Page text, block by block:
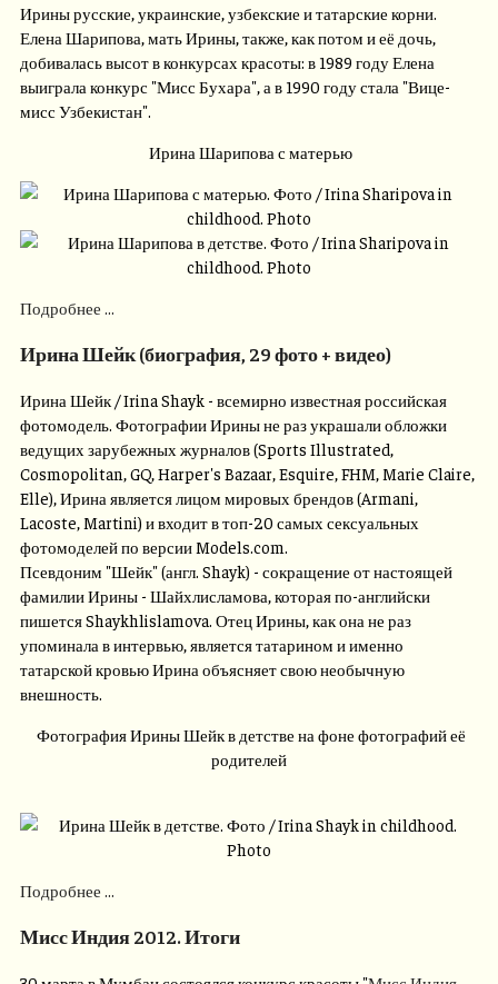
Ирины русские, украинские, узбекские и татарские корни.
Елена Шарипова, мать Ирины, также, как потом и её дочь,
добивалась высот в конкурсах красоты: в 1989 году Елена
выиграла конкурс "Мисс Бухара", а в 1990 году стала "Вице-
мисс Узбекистан".
Ирина Шарипова с матерью
Подробнее ...
Ирина Шейк (биография, 29 фото + видео)
Ирина Шейк / Irina Shayk - всемирно известная российская
фотомодель. Фотографии Ирины не раз украшали обложки
ведущих зарубежных журналов (Sports Illustrated,
Cosmopolitan, GQ, Harper's Bazaar, Esquire, FHM, Marie Claire,
Elle), Ирина является лицом мировых брендов (Armani,
Lacoste, Martini) и входит в топ-20 самых сексуальных
фотомоделей по версии Models.com.
Псевдоним "Шейк" (англ. Shayk) - сокращение от настоящей
фамилии Ирины - Шайхлисламова, которая по-английски
пишется Shaykhlislamova. Отец Ирины, как она не раз
упоминала в интервью, является татарином и именно
татарской кровью Ирина объясняет свою необычную
внешность.
Фотография Ирины Шейк в детстве на фоне фотографий её
родителей
Подробнее ...
Мисс Индия 2012. Итоги